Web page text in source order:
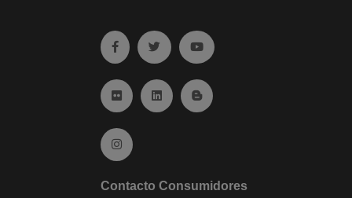
Ir a facebook (abre en ventana nueva)
Ir a twitter (abre en ventana nueva)
Ir a YouTube (abre en
Ir a Flickr (abre en ventana nueva)
Ir a Linkedin (abre en ventana nueva)
Ir al Blog (abre en ventana
Ir a Instagram (abre en ventana nueva)
Contacto Consumidores